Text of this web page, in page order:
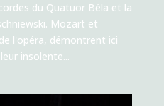
du Quatuor Béla et la
Mozart et
l'opéra, démontrent ici
insolente...